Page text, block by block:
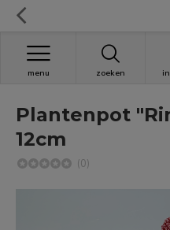
zoeken
menu
Plantenpot
12cm
(0)